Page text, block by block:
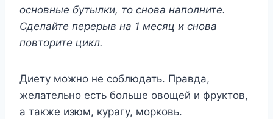
основные бутылки, то снова наполните.
Сделайте перерыв на 1 месяц и снова
повторите цикл.
Диету можно не соблюдать. Правда,
желательно есть больше овощей и фруктов,
а также изюм, курагу, морковь.